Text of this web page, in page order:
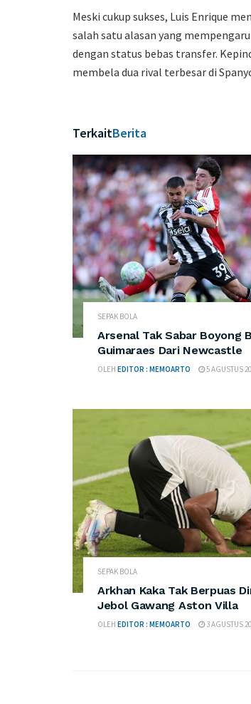
Meski cukup sukses, Luis Enrique
salah satu alasan yang
dengan status bebas transfer.
membela dua rival terbesar di
TerkaitBerita
SEPAK BOLA
Arsenal Tak Sabar Boyong
Guimaraes Dari Newcastle
OLEH EDITOR : MEMOARTO 5 AGUSTUS
SEPAK BOLA
Arkhan Kaka Tak Berpuas
Jebol Gawang Aston Villa
OLEH EDITOR : MEMOARTO 3 AGUSTUS